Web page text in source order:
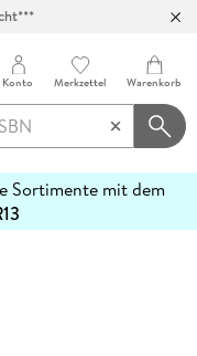
Konto Merkzettel Warenkorb
Sortimente mit dem